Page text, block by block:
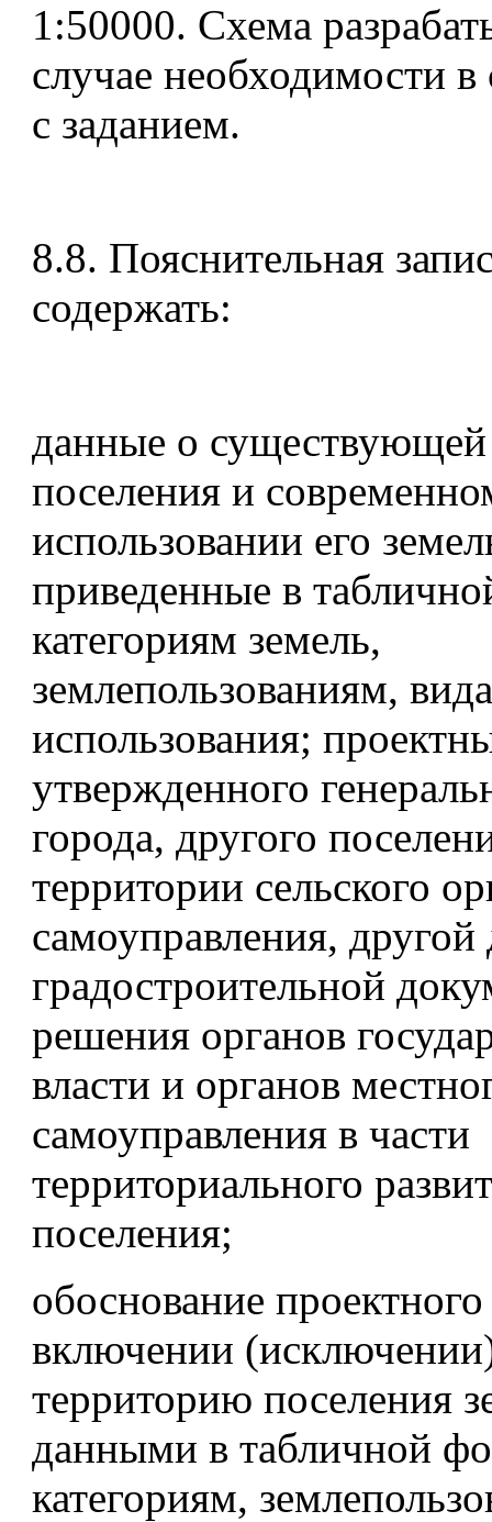
1:50000. Схема
случае необходимости в
с заданием.
8.8. Пояснительная
содержать:
данные о существующей
поселения и
использовании его
приведенные в
категориям земель,
землепользованиям,
использования;
утвержденного
города, другого
территории сельского
самоуправления,
градостроительной
решения органов
власти и органов
самоуправления в части
территориального
поселения;
обоснование
включении
территорию поселения
данными в табличной
категориям,